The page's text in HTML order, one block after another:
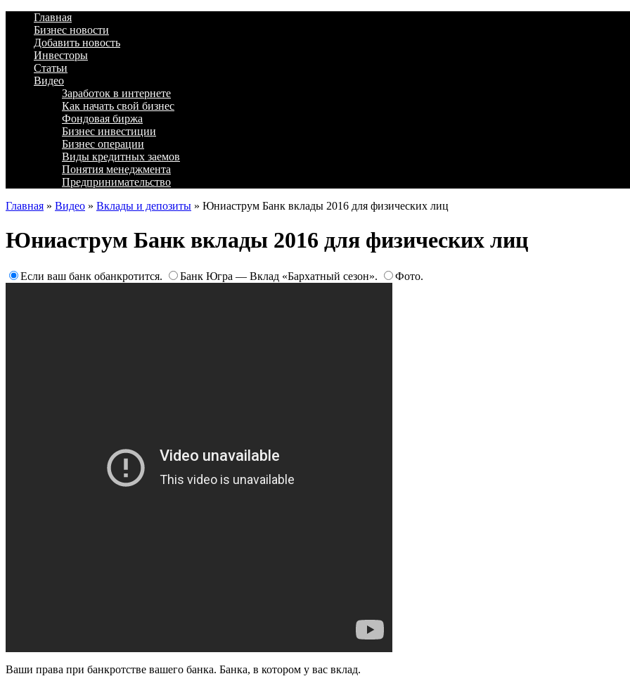
Главная
Бизнес новости
Добавить новость
Инвесторы
Статьи
Видео
Заработок в интернете
Как начать свой бизнес
Фондовая биржа
Бизнес инвестиции
Бизнес операции
Виды кредитных заемов
Понятия менеджмента
Предпринимательство
Главная » Видео » Вклады и депозиты » Юниаструм Банк вклады 2016 для физических лиц
Юниаструм Банк вклады 2016 для физических лиц
Если ваш банк обанкротится. Банк Югра — Вклад «Бархатный сезон». Фото.
Ваши права при банкротстве вашего банка. Банка, в котором у вас вклад.